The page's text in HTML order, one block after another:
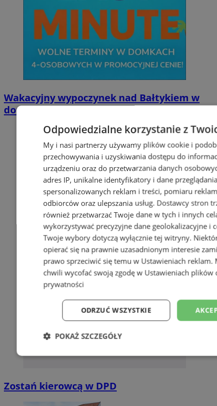
Wakacyjny wypoczynek nad Bałtykiem w
domkach Szmaragdowe Morze
Zostań kierowcą w DPD
Odpowiedzialne korzystanie z
My i nasi partnerzy używamy plików cookie i
przechowywania i uzyskiwania dostępu do
urządzeniu oraz do przetwarzania danych
adres IP, unikalne identyfikatory i dane
spersonalizowanych reklam i treści, pomiaru
odbiorców oraz ulepszania usług. Dostawcy stron
również przetwarzać Twoje dane w tych i innych
wykorzystywać precyzyjne dane geolokalizacyjne i
Twoje wybory dotyczą wyłącznie tej witryny.
opierać się na prawnie uzasadnionym interesie
prawo sprzeciwić się temu w Ustawieniach reklam.
chwili wycofać swoją zgodę w Ustawieniach plików
prywatności
ODRZUĆ WSZYSTKIE
POKAŻ SZCZEGÓŁY
Niezbędne Wydajność